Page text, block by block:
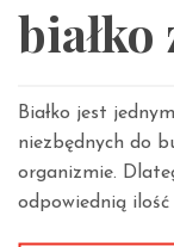
białko
Białko jest
niezbędnych do
organizmie.
odpowiednią